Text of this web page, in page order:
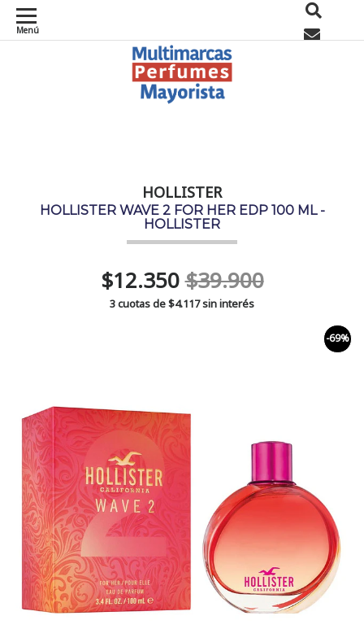
Menú
HOLLISTER
HOLLISTER WAVE 2 FOR HER EDP 100 ML -
HOLLISTER
$12.350$39.900
3 cuotas de$4.117sin interés
-69%